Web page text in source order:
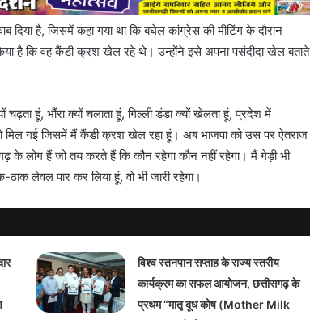
है, जिसमें कहा गया था कि बघेल कांग्रेस की मीटिंग के दौरान
है कि वह कैंडी क्रश खेल रहे थे। उन्होंने इसे अपना पसंदीदा खेल बताते
हूं, भौंरा क्यों चलाता हूं, गिल्ली डंडा क्यों खेलता हूं, प्रदेश में
मिल गई जिसमें मैं कैंडी क्रश खेल रहा हूं। अब भाजपा को उस पर ऐतराज
के लोग हैं जो तय करते हैं कि कौन रहेगा कौन नहीं रहेगा। मैं गेड़ी भी
लेवल पार कर लिया हूं, वो भी जारी रहेगा।
विश्व स्तनपान सप्ताह के राज्य स्तरीय
कार्यक्रम का सफल आयोजन, छत्तीसगढ़ के
प्रथम “मातृ दूध कोष (Mother Milk